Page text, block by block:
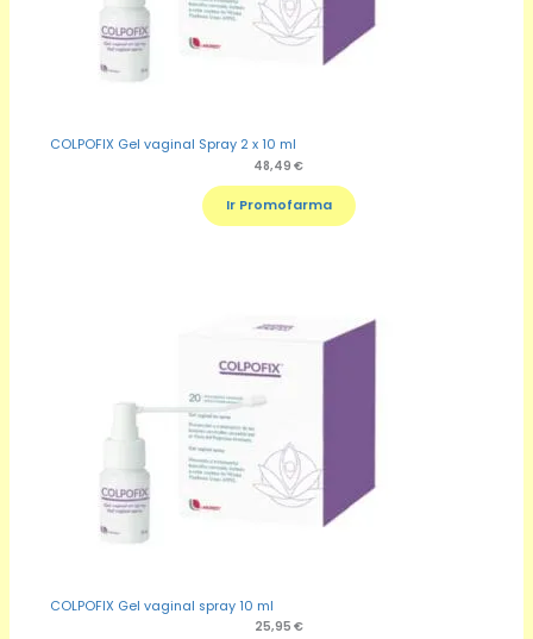
COLPOFIX Gel vaginal Spray 2 x 10 ml
48,49 €
Ir Promofarma
COLPOFIX Gel vaginal spray 10 ml
25,95 €